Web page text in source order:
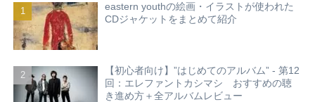
eastern youthの絵画・イラストが使われた
CDジャケットをまとめて紹介
【初心者向け】”はじめてのアルバム” - 第12
回：エレファントカシマシ おすすめの聴
き進め方＋全アルバムレビュー